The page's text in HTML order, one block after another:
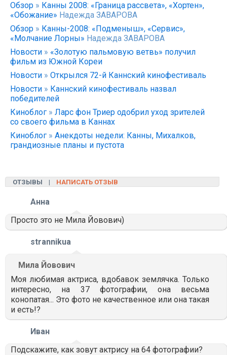
Обзор » Канны 2008: «Граница рассвета», «Хортен»,
«Обожание» Надежда ЗАВАРОВА
Обзор » Канны-2008: «Подменыш», «Сервис»,
«Молчание Лорны» Надежда ЗАВАРОВА
Новости » «Золотую пальмовую ветвь» получил
фильм из Южной Кореи
Новости » Открылся 72-й Каннский кинофестиваль
Новости » Каннский кинофестиваль назвал
победителей
Киноблог » Ларс фон Триер одобрил уход зрителей
со своего фильма в Каннах
Киноблог » Анекдоты недели: Канны, Михалков,
грандиозные планы и пустота
ОТЗЫВЫ | НАПИСАТЬ ОТЗЫВ
Анна
Просто это не Мила Йовович)
strannikua
Мила Йовович
Моя любимая актриса, вдобавок землячка. Только
интересно, на 37 фотографии, она весьма
конопатая... Это фото не качественное или она такая
и есть!?
Иван
Подскажите, как зовут актрису на 64 фотографии?